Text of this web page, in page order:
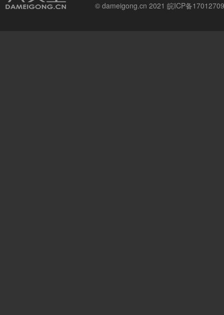
© dameigong.cn 2021 皖ICP备